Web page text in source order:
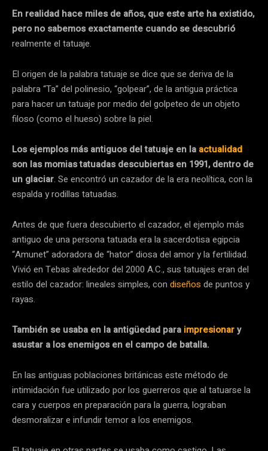
En realidad hace miles de años, que este arte ha existido,
pero no sabemos exactamente cuando se descubrió
realmente el tatuaje.
El origen de la palabra tatuaje se dice que se deriva de la
palabra “Ta” del polinesio, “golpear”, de la antigua práctica
para hacer un tatuaje por medio del golpeteo de un objeto
filoso (como el hueso) sobre la piel.
Los ejemplos más antiguos del tatuaje en la actualidad
son las momias tatuadas descubiertas en 1991, dentro de
un glaciar. Se encontró un cazador de la era neolítica, con la
espalda y rodillas tatuadas.
Antes de que fuera descubierto el cazador, el ejemplo más
antiguo de una persona tatuada era la sacerdotisa egipcia
“Amunet” adoradora de “hator” diosa del amor y la fertilidad.
Vivió en Tebas alrededor del 2000 A.C., sus tatuajes eran del
estilo del cazador: lineales simples, con diseños de puntos y
rayas.
También se usaba en la antigüedad para impresionary
asustar a los enemigos en el campo de batalla.
En las antiguas poblaciones británicas este método de
intimidación fue utilizado por los guerreros que al tatuarse la
cara y cuerpos en preparación para la guerra, lograban
desmoralizar e infundir temor a los enemigos.